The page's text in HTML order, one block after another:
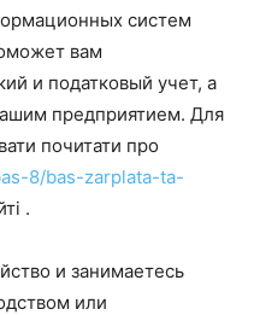
систем
вам
и податковый учет, а
предприятием. Для
почитати про
8/bas-zarplata-ta-
.
и занимаетесь
или